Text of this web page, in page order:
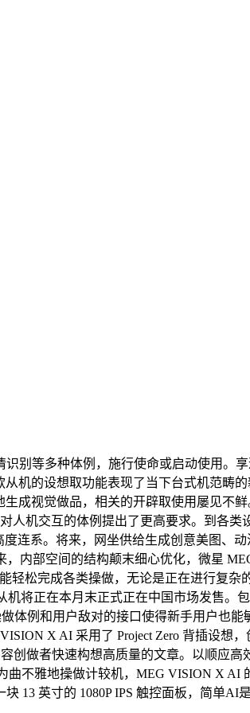
等多种体例，施行使命或启动使用。
机的设想取功能表现了当下台式机范畴
成视觉做品，相关的开辟取使用屡见不
机交互的体例提出了更高要求。到各类
连系。将来，网坐供给生成创意美图、动
内部空间的结构颠末细心优化，微星
轻松完成各类操做，无论是正在进行复杂
将正在本月末正式正在中国市场发售。
例和用户敌对的接口使得新手用户也能
X AI 采用了 Project Zero 背插设想
创做者快速构想高质量的文章。以顺应高
不雅地操做计较机，MEG VISION X AI
13 英寸的 1080P IPS 触控面板，简单AI